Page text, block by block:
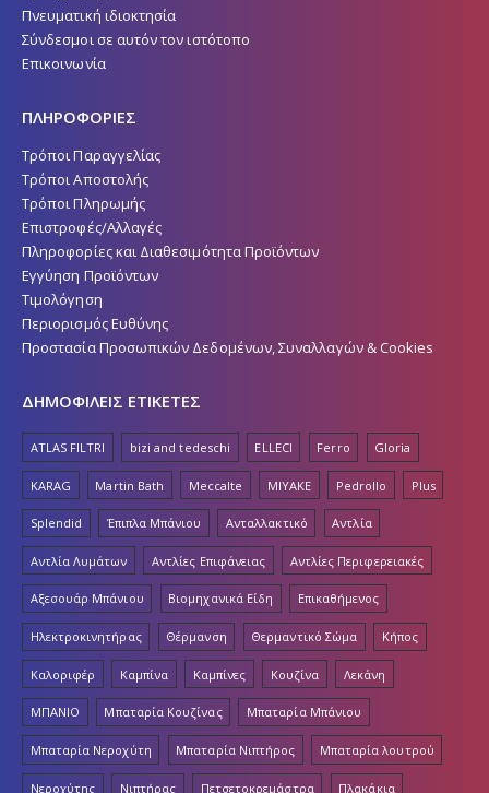
Πνευματική ιδιοκτησία
Σύνδεσμοι σε αυτόν τον ιστότοπο
Επικοινωνία
ΠΛΗΡΟΦΟΡΙΕΣ
Τρόποι Παραγγελίας
Τρόποι Αποστολής
Τρόποι Πληρωμής
Επιστροφές/Αλλαγές
Πληροφορίες και Διαθεσιμότητα Προϊόντων
Εγγύηση Προϊόντων
Τιμολόγηση
Περιορισμός Ευθύνης
Προστασία Προσωπικών Δεδομένων, Συναλλαγών & Cookies
ΔΗΜΟΦΙΛΕΙΣ ΕΤΙΚΕΤΕΣ
ATLAS FILTRI bizi and tedeschi ELLECI Ferro Gloria
KARAG Martin Bath Meccalte MIYAKE Pedrollo Plus
Splendid Έπιπλα Μπάνιου Ανταλλακτικό Αντλία
Αντλία Λυμάτων Αντλίες Επιφάνειας Αντλίες Περιφερειακές
Αξεσουάρ Μπάνιου Βιομηχανικά Είδη Επικαθήμενος
Ηλεκτροκινητήρας Θέρμανση Θερμαντικό Σώμα Κήπος
Καλοριφέρ Καμπίνα Καμπίνες Κουζίνα Λεκάνη
ΜΠΑΝΙΟ Μπαταρία Κουζίνας Μπαταρία Μπάνιου
Μπαταρία Νεροχύτη Μπαταρία Νιπτήρος Μπαταρία λουτρού
Νεροχύτης Νιπτήρας Πετσετοκρεμάστρα Πλακάκια